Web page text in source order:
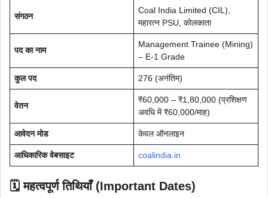
संगठन
Coal India Limited (CIL),
महारत्न PSU, कोलकाता
पद का नाम
Management Trainee (Mining)
– E-1 Grade
कुल पद 276 (अनंतिम)
वेतन
₹60,000 – ₹1,80,000 (प्रशिक्षण
अवधि में ₹60,000/माह)
आवेदन मोड केवल ऑनलाइन
आधिकारिक वेबसाइट coalindia.in
🗓 महत्वपूर्ण तिथियाँ (Important Dates)